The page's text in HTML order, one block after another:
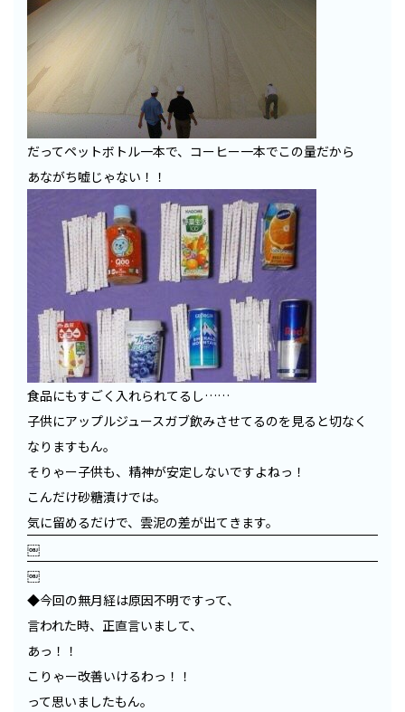
だってペットボトル一本で、コーヒー一本でこの量だから
あながち嘘じゃない！！
食品にもすごく入れられてるし……
子供にアップルジュースガブ飲みさせてるのを見ると切なく
なりますもん。
そりゃー子供も、精神が安定しないですよねっ！
こんだけ砂糖漬けでは。
気に留めるだけで、雲泥の差が出てきます。
￼
￼
◆今回の無月経は原因不明ですって、
言われた時、正直言いまして、
あっ！！
こりゃー改善いけるわっ！！
って思いましたもん。